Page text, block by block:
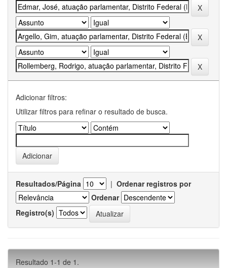
Adicionar filtros:
Utilizar filtros para refinar o resultado de busca.
Resultados/Página | Ordenar registros por
Ordenar
Registro(s)
Resultado 1-1 de 1.